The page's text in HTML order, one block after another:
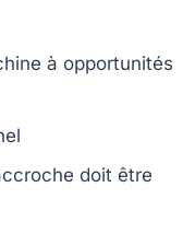
à opportunités
doit être